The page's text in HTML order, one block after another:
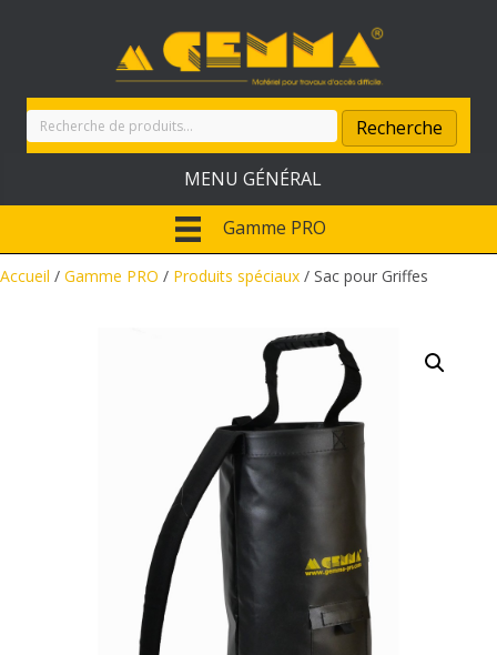
Recherche
pour :
Recherche
MENU GÉNÉRAL
Accueil / Gamme PRO / Produits spéciaux / Sac pour Griffes